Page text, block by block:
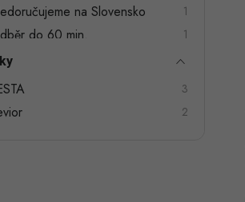
na Slovensko 1
do 60 min. 1
3
2